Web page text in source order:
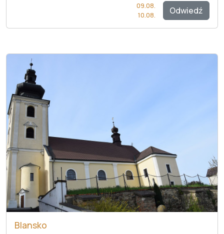
Odwiedź
09.08.
10.08.
Blansko